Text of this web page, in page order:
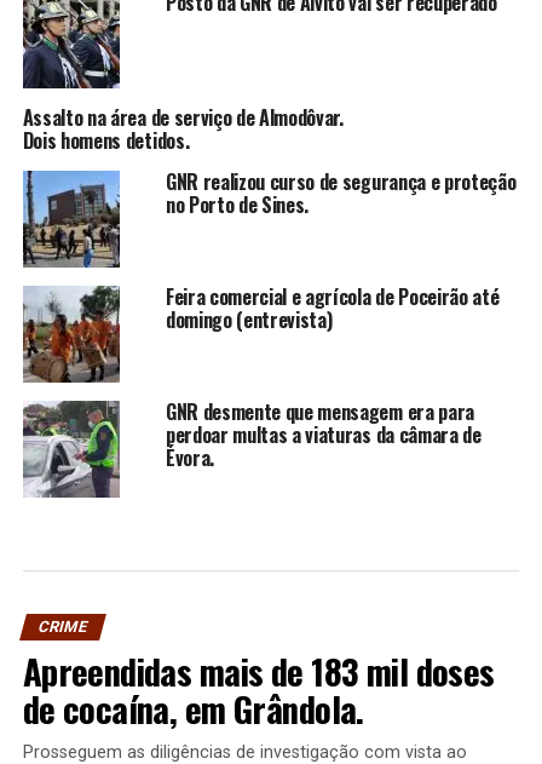
Assalto na área de serviço de Almodôvar.
Dois homens detidos.
GNR realizou curso de segurança e proteção
no Porto de Sines.
Feira comercial e agrícola de Poceirão até
domingo (entrevista)
GNR desmente que mensagem era para
perdoar multas a viaturas da câmara de
Évora.
CRIME
Apreendidas mais de 183 mil doses
de cocaína, em Grândola.
Prosseguem as diligências de investigação com vista ao